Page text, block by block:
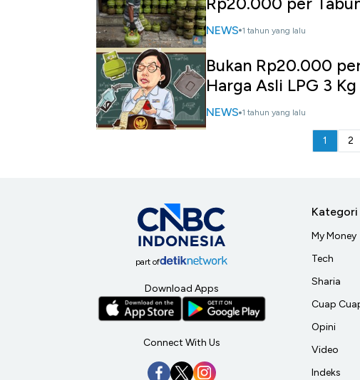
NEWS 1 tahun yang lalu
Bukan Rp20.000
Harga Asli LPG 3 Kg
NEWS 1 tahun yang lalu
1 2
part of
Download Apps
Connect With Us
Kategori
My Money
Tech
Sharia
Cuap
Opini
Video
Indeks